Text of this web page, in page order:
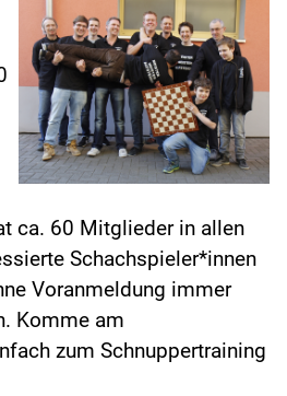
ca. 60 Mitglieder in allen
Schachspieler*innen
Voranmeldung immer
Komme am
zum Schnuppertraining